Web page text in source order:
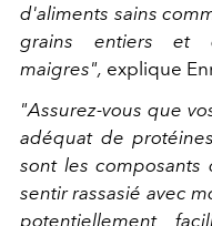
d'aliments sains
grains entiers et
maigres", explique
"Assurez-vous que
adéquat de
sont les composants
sentir rassasié avec
potentiellement